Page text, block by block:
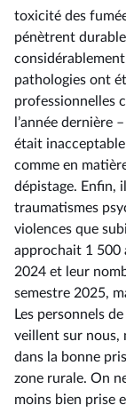
toxicité des
pénètrent
pathologies ont
professionnelles
l’année dernière
était
comme en
dépistage. Enfin,
traumatismes
violences que
approchait 1 500
2024 et leur
semestre 2025,
Les personnels
veillent sur nous,
dans la bonne
zone rurale. On
moins bien prise